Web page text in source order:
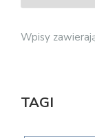
Wpisy
TAGI